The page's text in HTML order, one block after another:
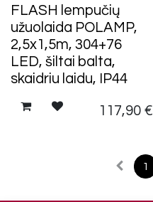
FLASH lempučių
užuolaida POLAMP,
2,5x1,5m, 304+76
LED, šiltai balta,
skaidriu laidu, IP44
117,90 €
1